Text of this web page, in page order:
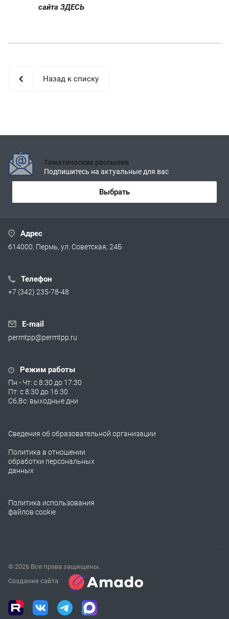
сайта ЗДЕСЬ
Назад к списку
Тематические рассылки
Подпишитесь на актуальные для вас
Выбрать
Адрес
614000, Пермь, ул. Советская, 24Б
Телефон
+7 (342) 235-78-48
E-mail
permtpp@permtpp.ru
Режим работы
Пн - Чт: с 8:30 до 17:30
Пт: с 8:30 до 16:30
Сб,Вс: выходные дни
Сведения об образовательной организации
Политика в отношении
обработки персональных
данных
Политика использования
файлов cookie
© 2026 Все права защищены.
Создание сайта